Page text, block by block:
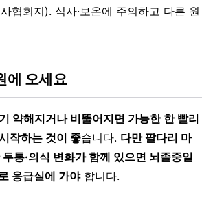
협회지). 식사·보온에 주의하고 다른 원
에 오세요
약해지거나 비뚤어지면 가능한 한 빨리
작하는 것이 좋습니다. 다만 팔다리 마
두통·의식 변화가 함께 있으면 뇌졸중일
응급실에 가야합니다.